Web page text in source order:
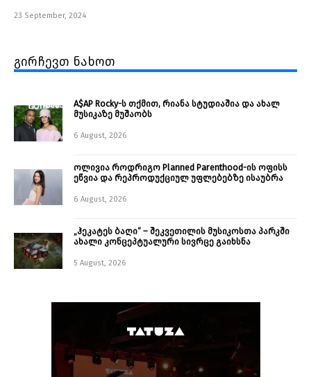
23 September, 2024
გირჩევთ ნახოთ
A$AP Rocky-ს თქმით, რიანა სტუდიაშია და ახალ
მუსიკაზე მუშაობს
6 August, 2026
ოლივია როდრიგო Planned Parenthood-ის ოფისს
ეწვია და რეპროდუქციულ უფლებებზე ისაუბრა
6 August, 2026
„ჰეკატეს ბაღი“ – შეკვეთილის მუსიკოსთა პარკში
ახალი კონცეპტუალური სივრცე გაიხსნა ￼
5 August, 2026